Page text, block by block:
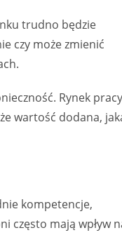
trudno będzie
czy może zmienić
Rynek
wartość dodana,
kompetencje,
często mają wpływ